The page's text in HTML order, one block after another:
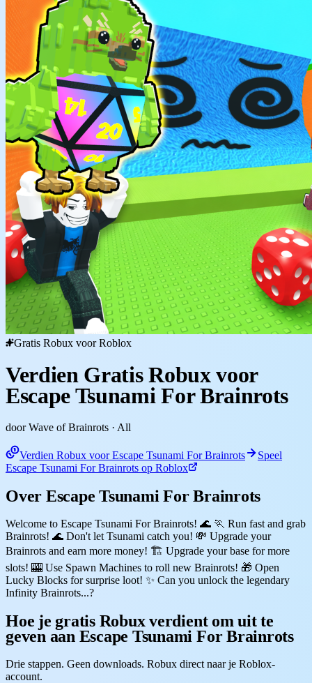
Gratis Robux voor Roblox
Verdien Gratis Robux voor
Escape Tsunami For Brainrots
door Wave of Brainrots · All
Verdien Robux voor Escape Tsunami For Brainrots
Speel
Escape Tsunami For Brainrots op Roblox
Over Escape Tsunami For Brainrots
Welcome to Escape Tsunami For Brainrots! 🌊 🏃 Run fast and grab
Brainrots! 🌊 Don't let Tsunami catch you! 💸 Upgrade your
Brainrots and earn more money! 🏗️ Upgrade your base for more
slots! 🎰 Use Spawn Machines to roll new Brainrots! 🎁 Open
Lucky Blocks for surprise loot! ✨ Can you unlock the legendary
Infinity Brainrots...?
Hoe je gratis Robux verdient om uit te
geven aan Escape Tsunami For Brainrots
Drie stappen. Geen downloads. Robux direct naar je Roblox-
account.